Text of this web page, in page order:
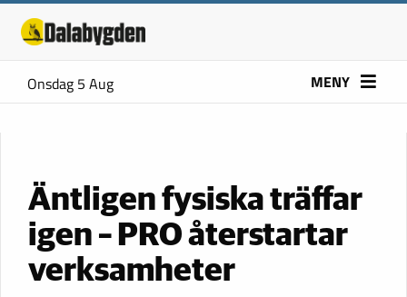
Onsdag 5 Aug MENY
Äntligen fysiska träffar
igen – PRO återstartar
verksamheter